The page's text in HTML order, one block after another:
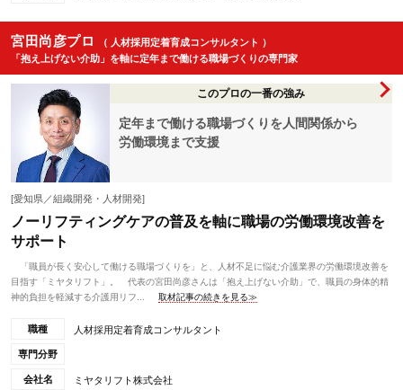
宮田尚彦プロ
（ 人材採用定着育成コンサルタント ）
「抱え上げない介助」を軸に定年まで働ける職場づくりの専門家
このプロの一番の強み
定年まで働ける職場づくりを人間関係から
労働環境まで支援
[愛知県／組織開発・人材開発]
ノーリフティングケアの普及を軸に職場の労働環境改善を
サポート
「職員が長く安心して働ける職場づくりを」と、人材不足に悩む介護業界の労働環境改善を
目指す「ミヤタリフト」。 代表の宮田尚彦さんは「抱え上げない介助」で、職員の身体的精
神的負担を軽減する介護用リフ...
取材記事の続きを見る≫
職種 人材採用定着育成コンサルタント
専門分野
会社名 ミヤタリフト株式会社